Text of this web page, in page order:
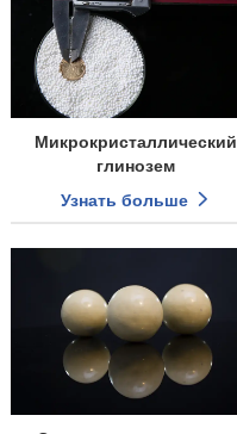
Микрокристаллический
глинозем
Узнать больше